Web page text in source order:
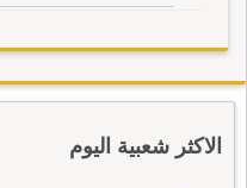
الاكثر شعبية اليوم